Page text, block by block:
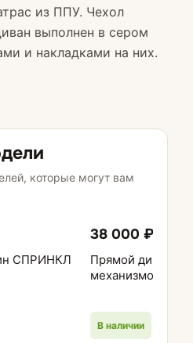
из ППУ. Чехол
выполнен в сером
и накладками на них.
которые могут вам
СПРИНКЛ
38 000 ₽
Прямой диван
механизмом
В наличии